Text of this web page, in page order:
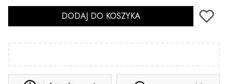
DODAJ DO KOSZYKA